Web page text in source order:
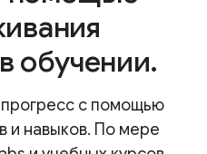
обучении.
с помощью
и навыков. По мере